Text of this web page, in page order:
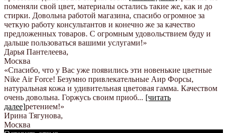
поменяли свой цвет, материалы остались такие же, как и до
стирки. Довольна работой магазина, спасибо огромное за
четкую работу консультантов и конечно же за качество
предложенных товаров. С огромным удовольствием буду и
дальше пользоваться вашими услугами!»
Дарья Пантелеева,
Москва
«Спасибо, что у Вас уже появились эти новенькие цветные
Nike Аir Force! Безумно привлекательные Аир Форсы,
натуральная кожа и удивительная цветовая гамма. Качеством
очень довольна. Горжусь своим приоб... [читать
далее]ретением!»
Ирина Тягунова,
Москва